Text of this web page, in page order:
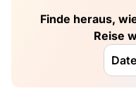
Finde heraus,
Reise